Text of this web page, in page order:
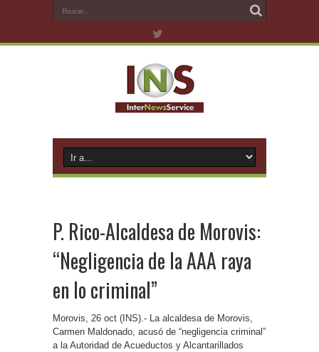
P. Rico-Alcaldesa de Morovis:
“Negligencia de la AAA raya
en lo criminal”
Morovis, 26 oct (INS).- La alcaldesa de Morovis,
Carmen Maldonado, acusó de “negligencia criminal”
a la Autoridad de Acueductos y Alcantarillados